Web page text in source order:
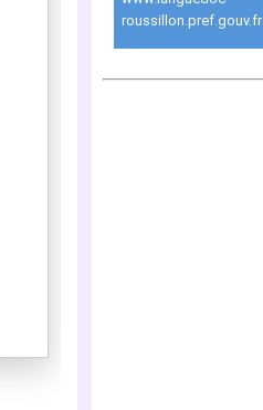
roussillon.pref.gouv.fr